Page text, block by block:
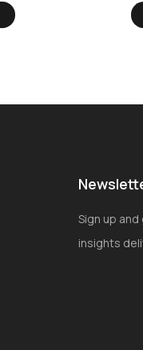
Sign up
insights